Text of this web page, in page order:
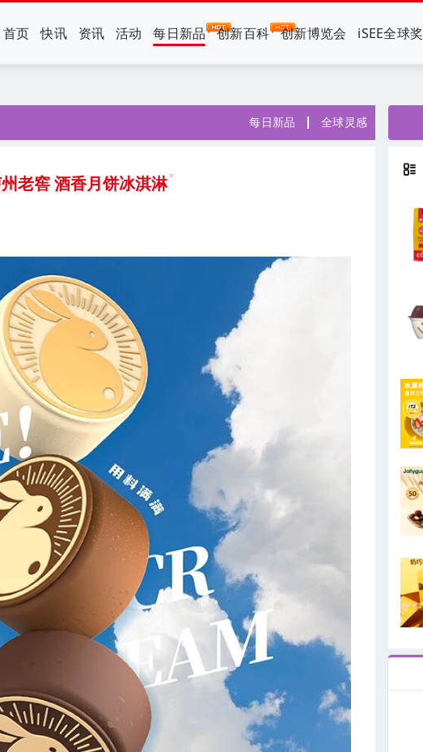
首页 快讯 资讯 活动 每日新品 创新百科 创新博览会 iSEE全球奖
每日新品 全球灵感
老窖 酒香月饼冰淇淋